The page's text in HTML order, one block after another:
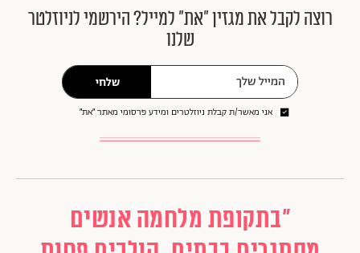
רוצה לקבל את מגזין ״את״ למייל? הירשמי לניוזלטר
שלנו
שלחי
אני מאשר/ת קבלת ניוזלטרים ומידע פרסומי מאתר ״את״
״בתקופת מלחמה אנשים